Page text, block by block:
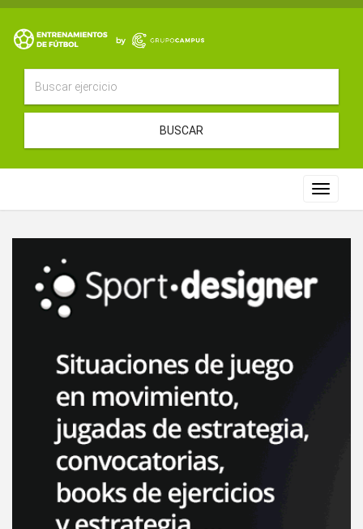
BUSCAR
Toggle